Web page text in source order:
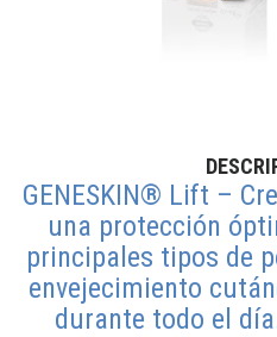
GENESKIN® Lift –
una protección
principales tipos de
envejecimiento
durante todo el